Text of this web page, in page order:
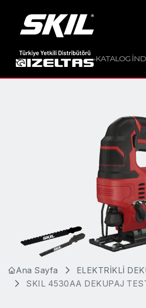
KATALOG
Ana Sayfa
ELEKTRİKLİ
SKIL 4530AA DEKUPAJ